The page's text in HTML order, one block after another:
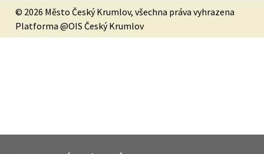
© 2026 Město Český Krumlov, všechna práva vyhrazena
Platforma @OIS Český Krumlov